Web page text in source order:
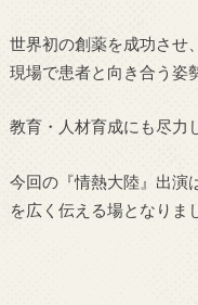
世界初の創薬を成功させ
現場で患者と向き合う姿
教育・人材育成にも尽力
今回の『情熱大陸』出演
を広く伝える場となりま